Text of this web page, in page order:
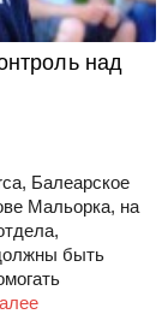
над
Балеарское
Мальорка, на
быть